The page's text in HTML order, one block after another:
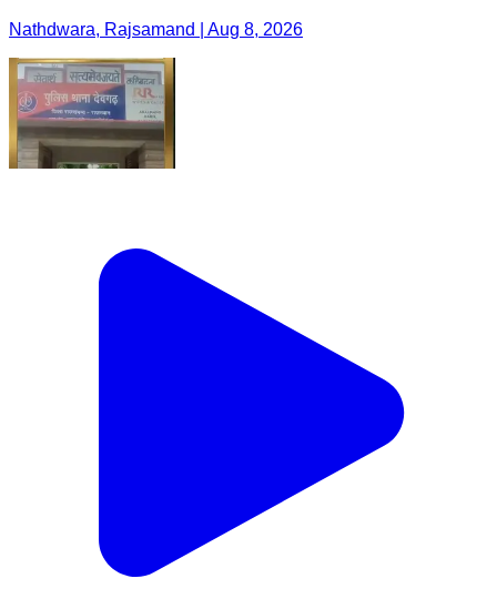
Nathdwara, Rajsamand | Aug 8, 2026